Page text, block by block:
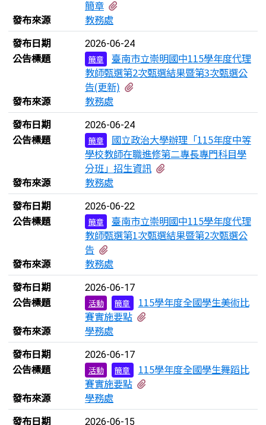
簡章
發布來源
教務處
發布日期
2026-06-24
公告標題 簡章
臺南市立崇明國中115學年度代理
教師甄選第2次甄選結果暨第3次甄選公
告(更新)
發布來源
教務處
發布日期
2026-06-24
公告標題 簡章
國立政治大學辦理「115年度中等
學校教師在職進修第二專長專門科目學
分班」招生資訊
發布來源
教務處
發布日期
2026-06-22
公告標題 簡章
臺南市立崇明國中115學年度代理
教師甄選第1次甄選結果暨第2次甄選公
告
發布來源
教務處
發布日期
2026-06-17
公告標題 活動 簡章
115學年度全國學生美術比
賽實施要點
發布來源
學務處
發布日期
2026-06-17
公告標題 活動 簡章
115學年度全國學生舞蹈比
賽實施要點
發布來源
學務處
發布日期
2026-06-15